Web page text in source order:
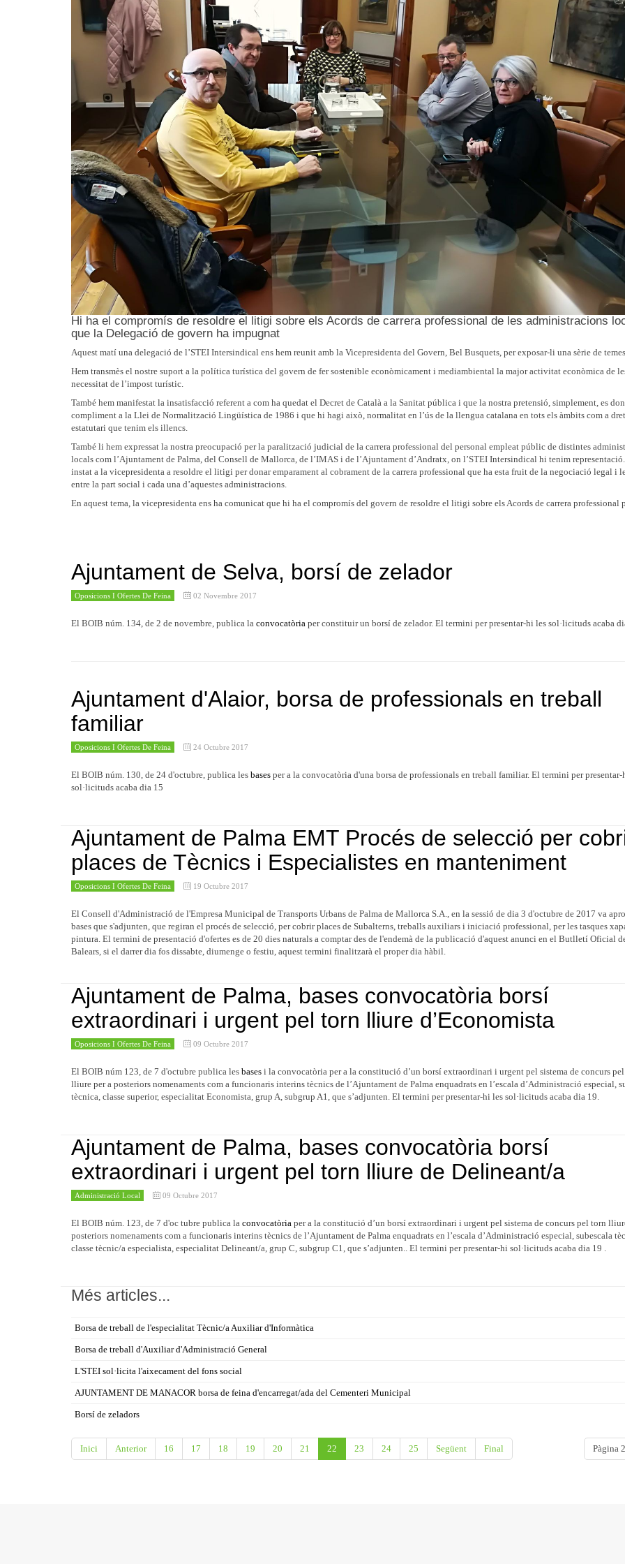
Hi ha el compromís de resoldre el litigi sobre els Acords de carrera professional de les administracions
que la Delegació de govern ha impugnat
Aquest matí una delegació de l’STEI Intersindical ens hem reunit amb la Vicepresidenta del Govern, Bel Busquets, per exposar-li una sèrie de
Hem transmès el nostre suport a la política turística del govern de fer sostenible econòmicament i mediambiental la major activitat econòmica de
necessitat de l’impost turístic.
També hem manifestat la insatisfacció referent a com ha quedat el Decret de Català a la Sanitat pública i que la nostra pretensió, simplement, es
compliment a la Llei de Normalització Lingüística de 1986 i que hi hagi això, normalitat en l’ús de la llengua catalana en tots els àmbits com a dret
estatutari que tenim els illencs.
També li hem expressat la nostra preocupació per la paralització judicial de la carrera professional del personal empleat públic de distintes
locals com l’Ajuntament de Palma, del Consell de Mallorca, de l’IMAS i de l’Ajuntament d’Andratx, on l’STEI Intersindical hi tenim
instat a la vicepresidenta a resoldre el litigi per donar emparament al cobrament de la carrera professional que ha esta fruit de la negociació legal i
entre la part social i cada una d’aquestes administracions.
En aquest tema, la vicepresidenta ens ha comunicat que hi ha el compromís del govern de resoldre el litigi sobre els Acords de carrera professional
Ajuntament de Selva, borsí de zelador
Oposicions I Ofertes De Feina 02 Novembre 2017
El BOIB núm. 134, de 2 de novembre, publica la convocatòria per constituir un borsí de zelador. El termini per presentar-hi les sol·licituds acaba
Ajuntament d'Alaior, borsa de professionals en treball
familiar
Oposicions I Ofertes De Feina 24 Octubre 2017
El BOIB núm. 130, de 24 d'octubre, publica les bases per a la convocatòria d'una borsa de professionals en treball familiar. El termini per presentar-
sol·licituds acaba dia 15
Ajuntament de Palma EMT Procés de selecció per
places de Tècnics i Especialistes en manteniment
Oposicions I Ofertes De Feina 19 Octubre 2017
El Consell d'Administració de l'Empresa Municipal de Transports Urbans de Palma de Mallorca S.A., en la sessió de dia 3 d'octubre de 2017 va
bases que s'adjunten, que regiran el procés de selecció, per cobrir places de Subalterns, treballs auxiliars i iniciació professional, per les tasques
pintura. El termini de presentació d'ofertes es de 20 dies naturals a comptar des de l'endemà de la publicació d'aquest anunci en el Butlletí Oficial
Balears, si el darrer dia fos dissabte, diumenge o festiu, aquest termini finalitzarà el proper dia hàbil.
Ajuntament de Palma, bases convocatòria borsí
extraordinari i urgent pel torn lliure d’Economista
Oposicions I Ofertes De Feina 09 Octubre 2017
El BOIB núm 123, de 7 d'octubre publica les bases i la convocatòria per a la constitució d’un borsí extraordinari i urgent pel sistema de concurs
lliure per a posteriors nomenaments com a funcionaris interins tècnics de l’Ajuntament de Palma enquadrats en l’escala d’Administració especial,
tècnica, classe superior, especialitat Economista, grup A, subgrup A1, que s’adjunten. El termini per presentar-hi les sol·licituds acaba dia 19.
Ajuntament de Palma, bases convocatòria borsí
extraordinari i urgent pel torn lliure de Delineant/a
Administració Local 09 Octubre 2017
El BOIB núm. 123, de 7 d'oc tubre publica la convocatòria per a la constitució d’un borsí extraordinari i urgent pel sistema de concurs pel torn
posteriors nomenaments com a funcionaris interins tècnics de l’Ajuntament de Palma enquadrats en l’escala d’Administració especial, subescala
classe tècnic/a especialista, especialitat Delineant/a, grup C, subgrup C1, que s’adjunten.. El termini per presentar-hi sol·licituds acaba dia 19 .
Més articles...
Borsa de treball de l'especialitat Tècnic/a Auxiliar d'Informàtica
Borsa de treball d'Auxiliar d'Administració General
L'STEI sol·licita l'aixecament del fons social
AJUNTAMENT DE MANACOR borsa de feina d'encarregat/ada del Cementeri Municipal
Borsí de zeladors
Pàgina
Inici Anterior 16 17 18 19 20 21 22 23 24 25 Següent Final